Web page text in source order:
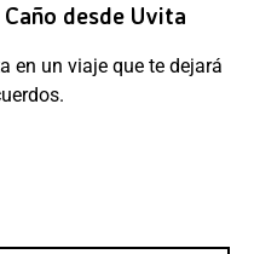
desde Uvita
en un viaje que te dejará